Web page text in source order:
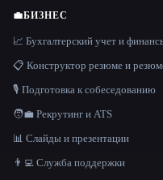
💼БИЗНЕС
📈 Бухгалтерский учет и
📋 Конструктор резюме и
🎙️ Подготовка к собеседованию
🧑‍💼 Рекрутинг и ATS
📊 Слайды и презентации
👨‍💻 Служба поддержки